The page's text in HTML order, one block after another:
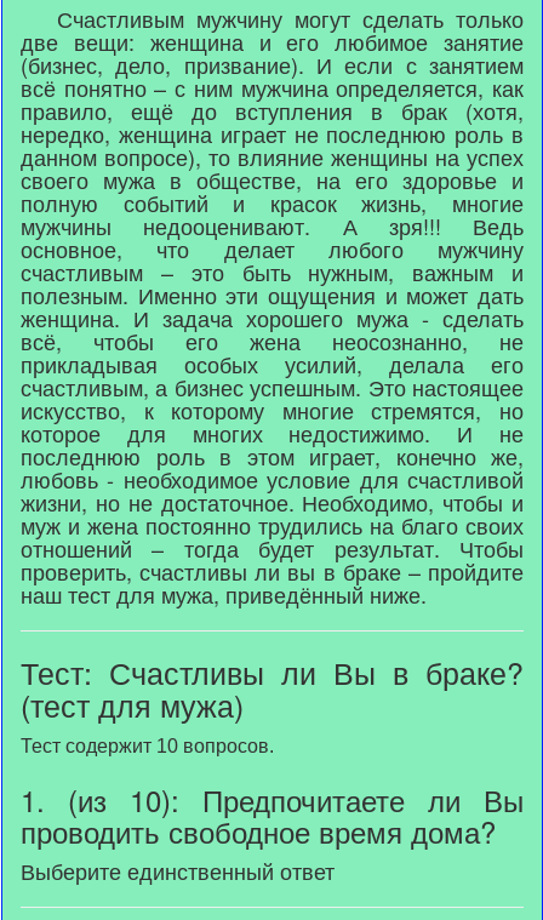
Счастливым мужчину могут сделать только
две вещи: женщина и его любимое занятие
(бизнес, дело, призвание). И если с занятием
всё понятно – с ним мужчина определяется, как
правило, ещё до вступления в брак (хотя,
нередко, женщина играет не последнюю роль в
данном вопросе), то влияние женщины на успех
своего мужа в обществе, на его здоровье и
полную событий и красок жизнь, многие
мужчины недооценивают. А зря!!! Ведь
основное, что делает любого мужчину
счастливым – это быть нужным, важным и
полезным. Именно эти ощущения и может дать
женщина. И задача хорошего мужа - сделать
всё, чтобы его жена неосознанно, не
прикладывая особых усилий, делала его
счастливым, а бизнес успешным. Это настоящее
искусство, к которому многие стремятся, но
которое для многих недостижимо. И не
последнюю роль в этом играет, конечно же,
любовь - необходимое условие для счастливой
жизни, но не достаточное. Необходимо, чтобы и
муж и жена постоянно трудились на благо своих
отношений – тогда будет результат. Чтобы
проверить, счастливы ли вы в браке – пройдите
наш тест для мужа, приведённый ниже.
Тест: Счастливы ли Вы в браке?
(тест для мужа)
Тест содержит 10 вопросов.
1. (из 10): Предпочитаете ли Вы
проводить свободное время дома?
Выберите единственный ответ